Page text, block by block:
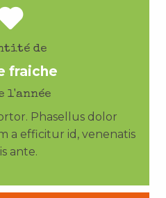
de
fraiche
l'année
Phasellus dolor
a efficitur id, venenatis
ante.